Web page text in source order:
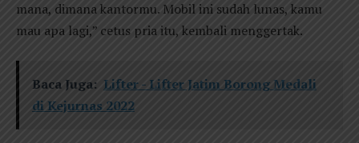
mana, dimana kantormu. Mobil ini sudah lunas, kamu
mau apa lagi,” cetus pria itu, kembali menggertak.
Baca Juga: Lifter - Lifter Jatim Borong Medali
di Kejurnas 2022